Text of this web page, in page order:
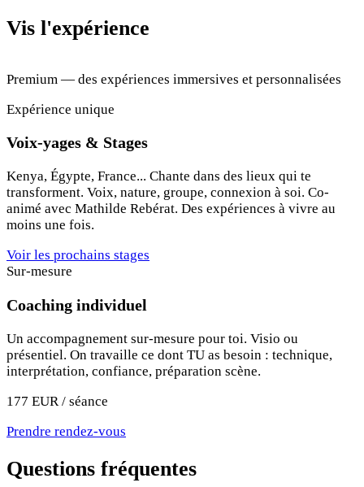
Vis l'expérience
Premium — des expériences immersives et personnalisées
Expérience unique
Voix-yages & Stages
Kenya, Égypte, France... Chante dans des lieux qui te
transforment. Voix, nature, groupe, connexion à soi. Co-
animé avec Mathilde Rebérat. Des expériences à vivre au
moins une fois.
Voir les prochains stages
Sur-mesure
Coaching individuel
Un accompagnement sur-mesure pour toi. Visio ou
présentiel. On travaille ce dont TU as besoin : technique,
interprétation, confiance, préparation scène.
177 EUR / séance
Prendre rendez-vous
Questions fréquentes